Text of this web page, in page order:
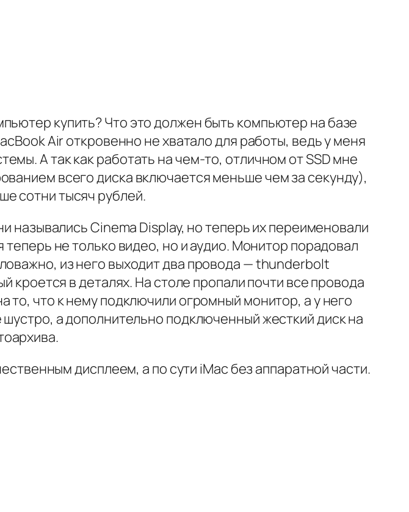
купить? Что это должен быть компьютер на базе
Air откровенно не хватало для работы, ведь у меня
А так как работать на чем-то, отличном от SSD мне
всего диска включается меньше чем за секунду),
сотни тысяч рублей.
назывались Cinema Display, но теперь их переименовали
не только видео, но и аудио. Монитор порадовал
из него выходит два провода — thunderbolt
кроется в деталях. На столе пропали почти все провода
что к нему подключили огромный монитор, а у него
а дополнительно подключенный жесткий диск на
дисплеем, а по сути iMac без аппаратной части.